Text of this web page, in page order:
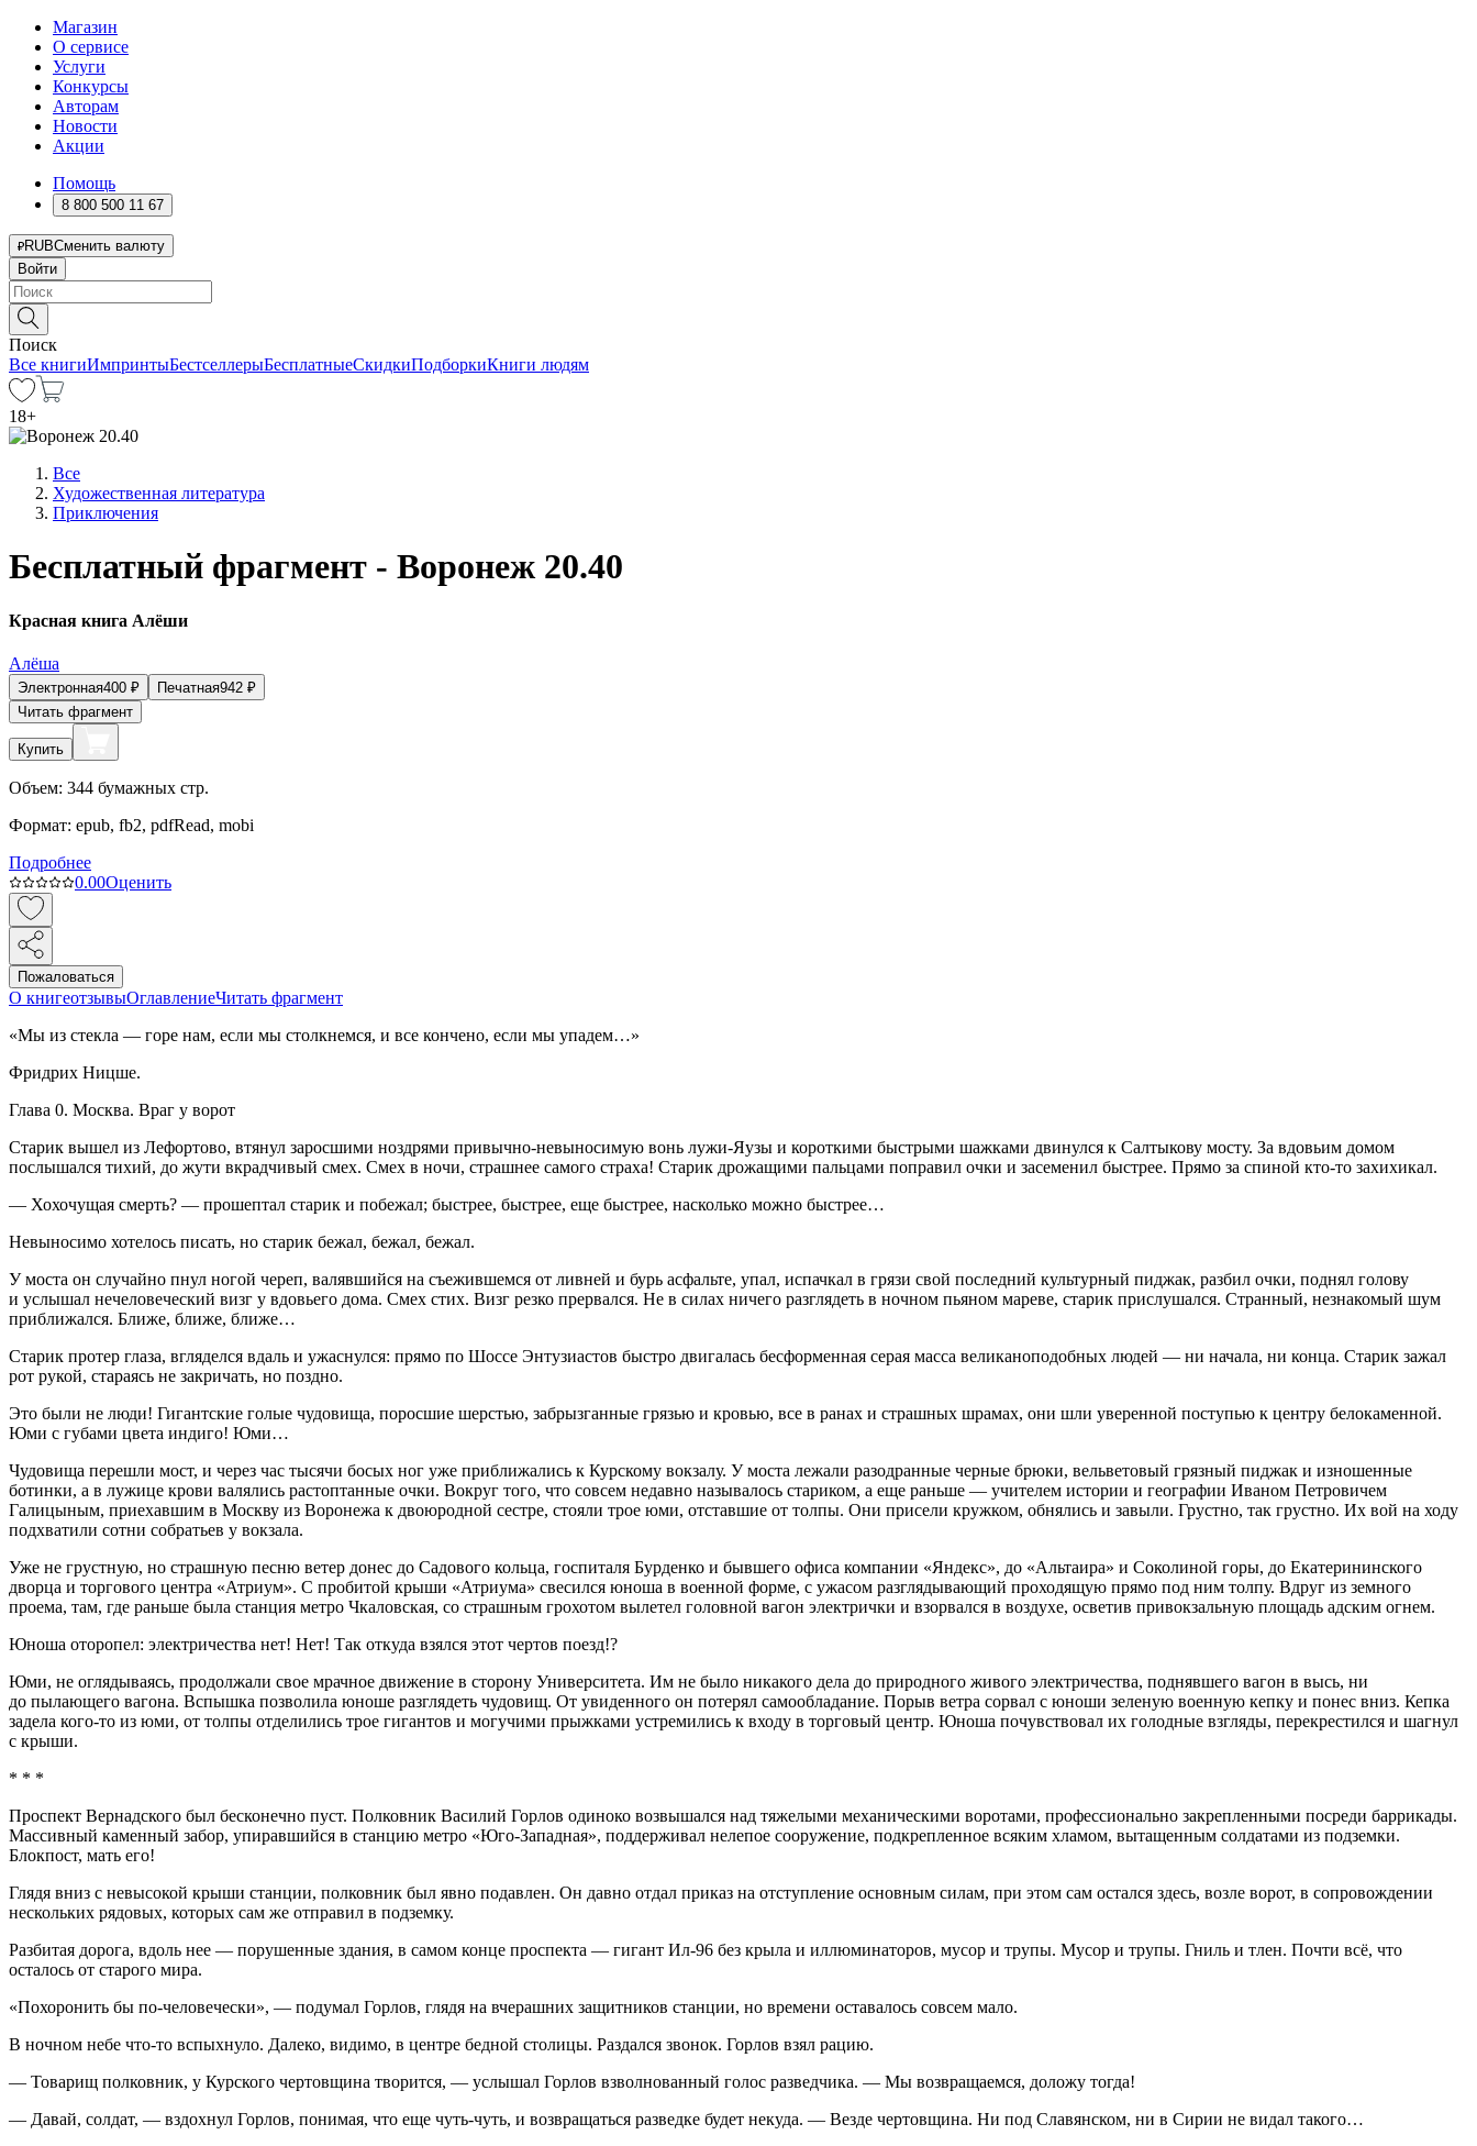
Магазин
О сервисе
Услуги
Конкурсы
Авторам
Новости
Акции
Помощь
8 800 500 11 67
RUBСменить валюту
Войти
Поиск
Все книгиИмпринтыБестселлерыБесплатныеСкидкиПодборкиКниги людям
18+
Все
Художественная литература
Приключения
Бесплатный фрагмент - Воронеж 20.40
Красная книга Алёши
Алёша
Электронная400 ₽ Печатная942 ₽
Читать фрагмент
Купить
Объем: 344 бумажных стр.
Формат: epub, fb2, pdfRead, mobi
Подробнее
0.00Оценить
Пожаловаться
О книгеотзывыОглавлениеЧитать фрагмент
«Мы из стекла — горе нам, если мы столкнемся, и все кончено, если мы упадем…»
Фридрих Ницше.
Глава 0. Москва. Враг у ворот
Старик вышел из Лефортово, втянул заросшими ноздрями привычно-невыносимую вонь лужи-Яузы и короткими быстрыми шажками двинулся к Салтыкову мосту. За вдовьим домом
послышался тихий, до жути вкрадчивый смех. Смех в ночи, страшнее самого страха! Старик дрожащими пальцами поправил очки и засеменил быстрее. Прямо за спиной кто-то захихикал.
— Хохочущая смерть? — прошептал старик и побежал; быстрее, быстрее, еще быстрее, насколько можно быстрее…
Невыносимо хотелось писать, но старик бежал, бежал, бежал.
У моста он случайно пнул ногой череп, валявшийся на съежившемся от ливней и бурь асфальте, упал, испачкал в грязи свой последний культурный пиджак, разбил очки, поднял голову
и услышал нечеловеческий визг у вдовьего дома. Смех стих. Визг резко прервался. Не в силах ничего разглядеть в ночном пьяном мареве, старик прислушался. Странный, незнакомый шум
приближался. Ближе, ближе, ближе…
Старик протер глаза, вгляделся вдаль и ужаснулся: прямо по Шоссе Энтузиастов быстро двигалась бесформенная серая масса великаноподобных людей — ни начала, ни конца. Старик зажал
рот рукой, стараясь не закричать, но поздно.
Это были не люди! Гигантские голые чудовища, поросшие шерстью, забрызганные грязью и кровью, все в ранах и страшных шрамах, они шли уверенной поступью к центру белокаменной.
Юми с губами цвета индиго! Юми…
Чудовища перешли мост, и через час тысячи босых ног уже приближались к Курскому вокзалу. У моста лежали разодранные черные брюки, вельветовый грязный пиджак и изношенные
ботинки, а в лужице крови валялись растоптанные очки. Вокруг того, что совсем недавно называлось стариком, а еще раньше — учителем истории и географии Иваном Петровичем
Галицыным, приехавшим в Москву из Воронежа к двоюродной сестре, стояли трое юми, отставшие от толпы. Они присели кружком, обнялись и завыли. Грустно, так грустно. Их вой на ходу
подхватили сотни собратьев у вокзала.
Уже не грустную, но страшную песню ветер донес до Садового кольца, госпиталя Бурденко и бывшего офиса компании «Яндекс», до «Альтаира» и Соколиной горы, до Екатерининского
дворца и торгового центра «Атриум». С пробитой крыши «Атриума» свесился юноша в военной форме, с ужасом разглядывающий проходящую прямо под ним толпу. Вдруг из земного
проема, там, где раньше была станция метро Чкаловская, со страшным грохотом вылетел головной вагон электрички и взорвался в воздухе, осветив привокзальную площадь адским огнем.
Юноша оторопел: электричества нет! Нет! Так откуда взялся этот чертов поезд!?
Юми, не оглядываясь, продолжали свое мрачное движение в сторону Университета. Им не было никакого дела до природного живого электричества, поднявшего вагон в высь, ни
до пылающего вагона. Вспышка позволила юноше разглядеть чудовищ. От увиденного он потерял самообладание. Порыв ветра сорвал с юноши зеленую военную кепку и понес вниз. Кепка
задела кого-то из юми, от толпы отделились трое гигантов и могучими прыжками устремились к входу в торговый центр. Юноша почувствовал их голодные взгляды, перекрестился и шагнул
с крыши.
* * *
Проспект Вернадского был бесконечно пуст. Полковник Василий Горлов одиноко возвышался над тяжелыми механическими воротами, профессионально закрепленными посреди баррикады.
Массивный каменный забор, упиравшийся в станцию метро «Юго-Западная», поддерживал нелепое сооружение, подкрепленное всяким хламом, вытащенным солдатами из подземки.
Блокпост, мать его!
Глядя вниз с невысокой крыши станции, полковник был явно подавлен. Он давно отдал приказ на отступление основным силам, при этом сам остался здесь, возле ворот, в сопровождении
нескольких рядовых, которых сам же отправил в подземку.
Разбитая дорога, вдоль нее — порушенные здания, в самом конце проспекта — гигант Ил-96 без крыла и иллюминаторов, мусор и трупы. Мусор и трупы. Гниль и тлен. Почти всё, что
осталось от старого мира.
«Похоронить бы по-человечески», — подумал Горлов, глядя на вчерашних защитников станции, но времени оставалось совсем мало.
В ночном небе что-то вспыхнуло. Далеко, видимо, в центре бедной столицы. Раздался звонок. Горлов взял рацию.
— Товарищ полковник, у Курского чертовщина творится, — услышал Горлов взволнованный голос разведчика. — Мы возвращаемся, доложу тогда!
— Давай, солдат, — вздохнул Горлов, понимая, что еще чуть-чуть, и возвращаться разведке будет некуда. — Везде чертовщина. Ни под Славянском, ни в Сирии не видал такого…